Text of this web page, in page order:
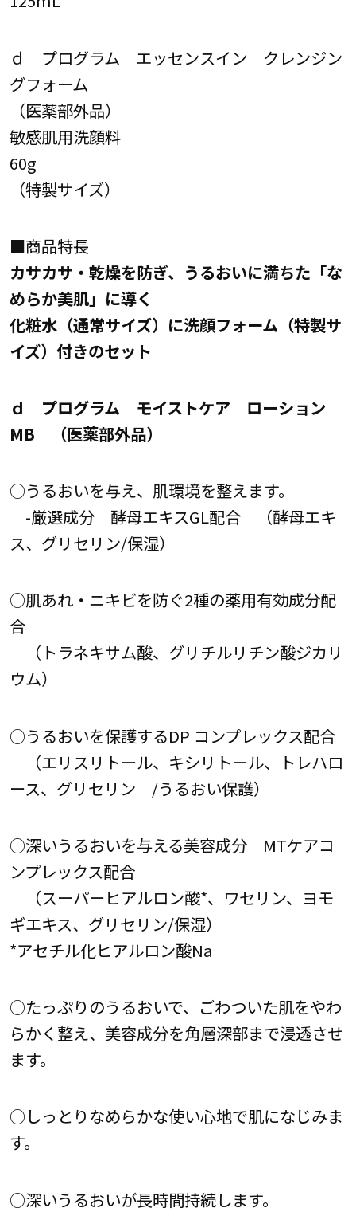
ｄ プログラム エッセンスイン クレンジン
グフォーム
（医薬部外品）
敏感肌用洗顔料
60g
（特製サイズ）
■商品特長
カサカサ・乾燥を防ぎ、うるおいに満ちた「な
めらか美肌」に導く
化粧水（通常サイズ）に洗顔フォーム（特製サ
イズ）付きのセット
ｄ プログラム モイストケア ローション
MB （医薬部外品）
○うるおいを与え、肌環境を整えます。
-厳選成分 酵母エキスGL配合 （酵母エキ
ス、グリセリン/保湿）
○肌あれ・ニキビを防ぐ2種の薬用有効成分配
合
（トラネキサム酸、グリチルリチン酸ジカリ
ウム）
○うるおいを保護するDP コンプレックス配合
（エリスリトール、キシリトール、トレハロ
ース、グリセリン /うるおい保護）
○深いうるおいを与える美容成分 MTケアコ
ンプレックス配合
（スーパーヒアルロン酸*、ワセリン、ヨモ
ギエキス、グリセリン/保湿）
*アセチル化ヒアルロン酸Na
○たっぷりのうるおいで、ごわついた肌をやわ
らかく整え、美容成分を角層深部まで浸透させ
ます。
○しっとりなめらかな使い心地で肌になじみま
す。
○深いうるおいが長時間持続します。